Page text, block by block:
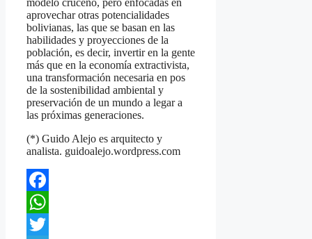
modelo cruceño, pero enfocadas en
aprovechar otras potencialidades
bolivianas, las que se basan en las
habilidades y proyecciones de la
población, es decir, invertir en la gente
más que en la economía extractivista,
una transformación necesaria en pos
de la sostenibilidad ambiental y
preservación de un mundo a legar a
las próximas generaciones.
(*) Guido Alejo es arquitecto y
analista. guidoalejo.wordpress.com
Facebook
WhatsApp